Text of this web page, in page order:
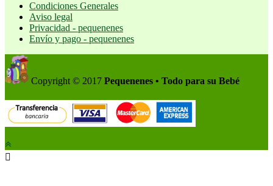
Condiciones Generales
Aviso legal
Privacidad - pequenenes
Envío y pago - pequenenes
Copyright © 2017 Pequenenes • Todo para su Bebé
